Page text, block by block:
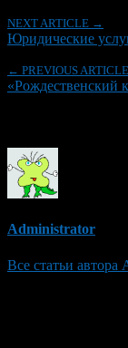
NEXT ARTICLE →
Юридические
← PREVIOUS ARTICLE
«Рождественский
Administrator
Все статьи автора